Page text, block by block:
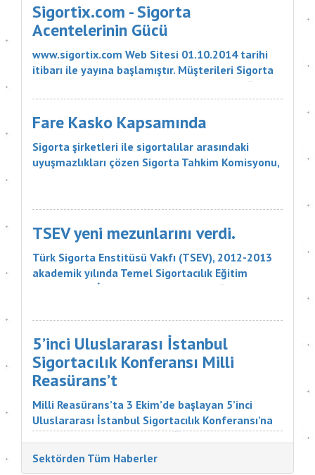
Sigortix.com - Sigorta
Acentelerinin Gücü
www.sigortix.com Web Sitesi 01.10.2014 tarihi
itibarı ile yayına başlamıştır. Müşterileri Sigorta
Acentelerini neden tercih etmeleri gerektiği
konusunda bilgilendiren ve Sitedeki Üye Sigorta
Acentelerine müşteri yö...
Fare Kasko Kapsamında
Sigorta şirketleri ile sigortalılar arasındaki
uyuşmazlıkları çözen Sigorta Tahkim Komisyonu,
liralık tazminatı ödemesine karar verdi. Sigorta
Tahkim Komisyonu M...
TSEV yeni mezunlarını verdi.
Türk Sigorta Enstitüsü Vakfı (TSEV), 2012-2013
akademik yılında Temel Sigortacılık Eğitim
Programı ve İleri Düzey Sigortacılık Eğitim
tamamlayan öğrencilerini mezun etti. Sigorta
şirketlerinin &uu...
5’inci Uluslararası İstanbul
Sigortacılık Konferansı Milli
Reasürans’t
Milli Reasürans’ta 3 Ekim’de başlayan 5’inci
Uluslararası İstanbul Sigortacılık Konferansı’na
Türkiye ve dünyadan çok değerli katılımcılar
katıldı. Sigorta Tatbikatçıları Derneği'nin
düzenlediği konferansın aç...
Sektörden Tüm Haberler